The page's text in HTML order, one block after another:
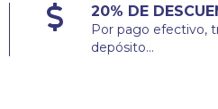
20% DE
Por pago efectivo,
depósito...